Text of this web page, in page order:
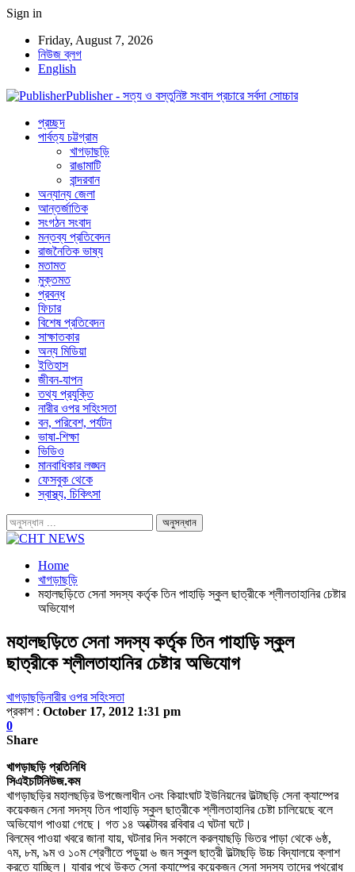
Sign in
Friday, August 7, 2026
নিউজ ব্লগ
English
Publisher - সত্য ও বস্তুনিষ্ট সংবাদ প্রচারে সর্বদা সোচ্চার
প্রচ্ছদ
পার্বত্য চট্টগ্রাম
খাগড়াছড়ি
রাঙামাটি
বান্দরবান
অন্যান্য জেলা
আন্তর্জাতিক
সংগঠন সংবাদ
মন্তব্য প্রতিবেদন
রাজনৈতিক ভাষ্য
মতামত
মুক্তমত
প্রবন্ধ
ফিচার
বিশেষ প্রতিবেদন
সাক্ষাতকার
অন্য মিডিয়া
ইতিহাস
জীবন-যাপন
তথ্য প্রযুক্তি
নারীর ওপর সহিংসতা
বন, পরিবেশ, পর্যটন
ভাষা-শিক্ষা
ভিডিও
মানবাধিকার লঙ্ঘন
ফেসবুক থেকে
স্বাস্থ্য, চিকিৎসা
Home
খাগড়াছড়ি
মহালছড়িতে সেনা সদস্য কর্তৃক তিন পাহাড়ি স্কুল ছাত্রীকে শ্লীলতাহানির চেষ্টার
অভিযোগ
মহালছড়িতে সেনা সদস্য কর্তৃক তিন পাহাড়ি স্কুল
ছাত্রীকে শ্লীলতাহানির চেষ্টার অভিযোগ
খাগড়াছড়িনারীর ওপর সহিংসতা
প্রকাশ : October 17, 2012 1:31 pm
0
Share
খাগড়াছড়ি প্রতিনিধি
সিএইচটিনিউজ.কম
খাগড়াছড়ির মহালছড়ির উপজেলাধীন ৩নং কিয়াংঘাট ইউনিয়নের উল্টাছড়ি সেনা ক্যাম্পের
কয়েকজন সেনা সদস্য তিন পাহাড়ি স্কুল ছাত্রীকে শ্লীলতাহানির চেষ্টা চালিয়েছে বলে
অভিযোগ পাওয়া গেছে। গত ১৪ অক্টোবর রবিবার এ ঘটনা ঘটে।
বিলম্বে পাওয়া খবরে জানা যায়, ঘটনার দিন সকালে করল্যাছড়ি ভিতর পাড়া থেকে ৬ষ্ঠ,
৭ম, ৮ম, ৯ম ও ১০ম শ্রেণীতে পড়ুয়া ৬ জন স্কুল ছাত্রী উল্টাছড়ি উচ্চ বিদ্যালয়ে ক্লাশ
করতে যাচ্ছিল। যাবার পথে উক্ত সেনা ক্যাম্পের কয়েকজন সেনা সদস্য তাদের পথরোধ